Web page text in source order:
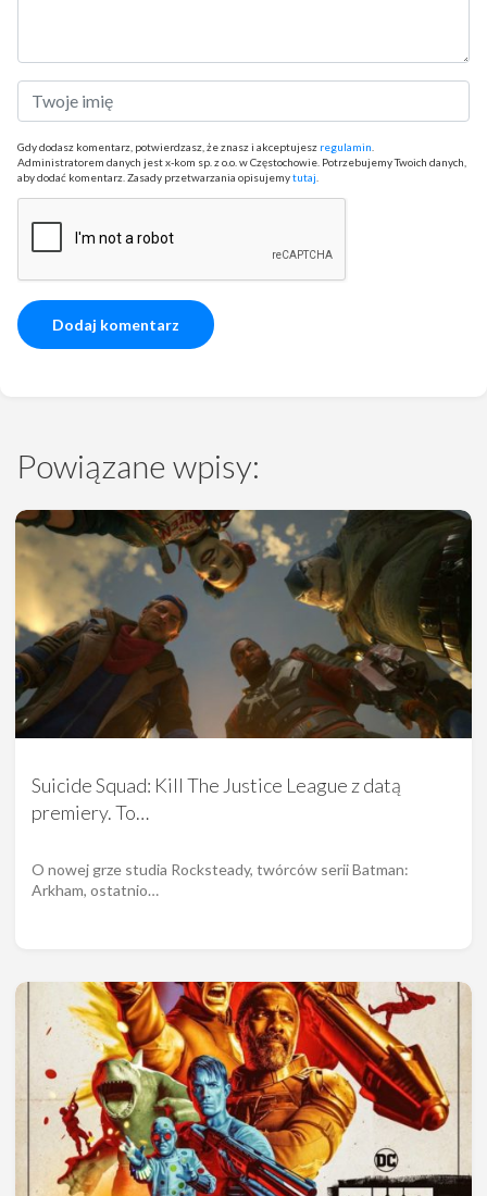
Gdy dodasz komentarz, potwierdzasz, że znasz i akceptujesz regulamin
Administratorem danych jest x-kom sp. z o.o. w Częstochowie. Potrzebujemy Twoich danych,
aby dodać komentarz. Zasady przetwarzania opisujemytutaj
Powiązane wpisy:
Suicide Squad: Kill The Justice League z datą
premiery. To…
O nowej grze studia Rocksteady, twórców serii Batman:
Arkham, ostatnio…